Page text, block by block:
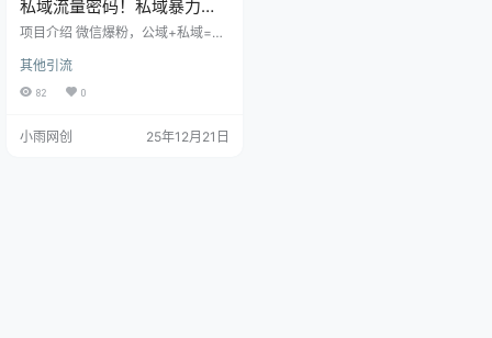
私域流量密码！私域暴力玩
法实测，单日 500 + 精准粉
项目介绍 微信爆粉，公域+私域=王
粉 这个方法只要你做就有效，快速
沉淀起自己的私域流量池 工作室实
简单暴力的 课程中将从底层认知开
其他引流
82 0
小雨网创 25年12月21日